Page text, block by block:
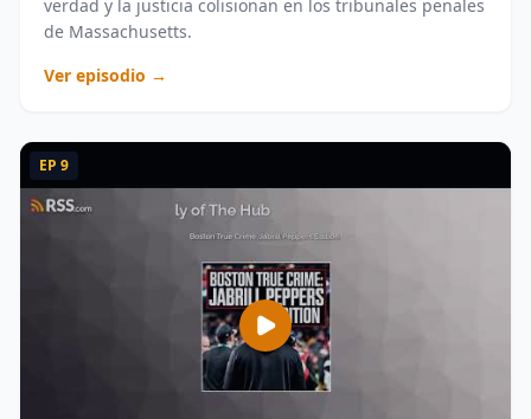
verdad y la justicia colisionan en los tribunales penales
de Massachusetts.
Ver episodio →
EP 9